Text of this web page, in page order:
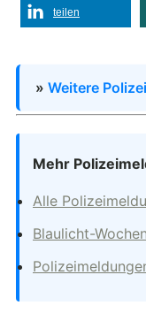
teilen
» Weitere
Mehr
Alle
Blaulicht-